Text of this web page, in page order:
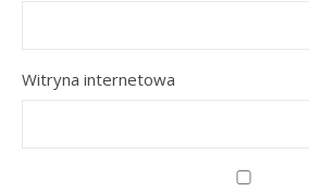
Witryna internetowa